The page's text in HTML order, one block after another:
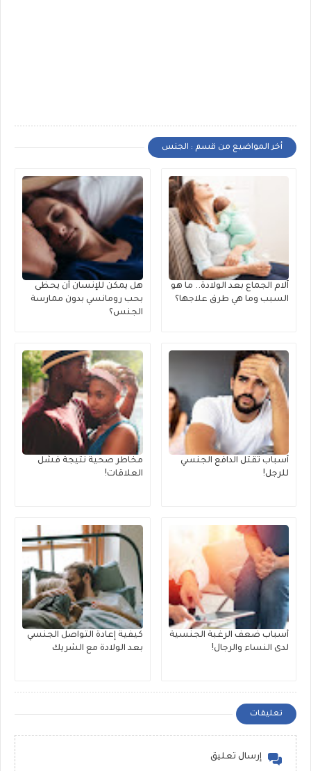
أخر المواضيع من قسم : الجنس
آلام الجماع بعد الولادة.. ما هو
السبب وما هي طرق علاجها؟
هل يمكن للإنسان أن يحظى
بحب رومانسي بدون ممارسة
الجنس؟
أسباب تقتل الدافع الجنسي
للرجل!
مخاطر صحية نتيجة فشل
العلاقات!
أسباب ضعف الرغبة الجنسية
لدى النساء والرجال!
كيفية إعادة التواصل الجنسي
بعد الولادة مع الشريك
تعليقات
إرسال تعليق